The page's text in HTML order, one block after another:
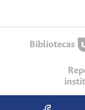
Bibliotecas